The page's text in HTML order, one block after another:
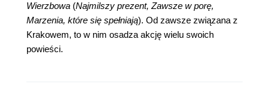
Wierzbowa (Najmilszy prezent, Zawsze w porę,
Marzenia, które się spełniają). Od zawsze związana z
Krakowem, to w nim osadza akcję wielu swoich
powieści.